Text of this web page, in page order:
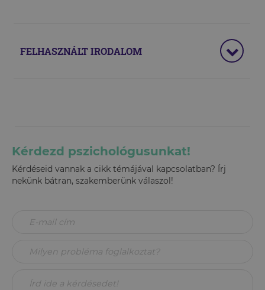
FELHASZNÁLT IRODALOM
Kérdezd pszichológusunkat!
Kérdéseid vannak a cikk témájával kapcsolatban? Írj
nekünk bátran, szakemberünk válaszol!